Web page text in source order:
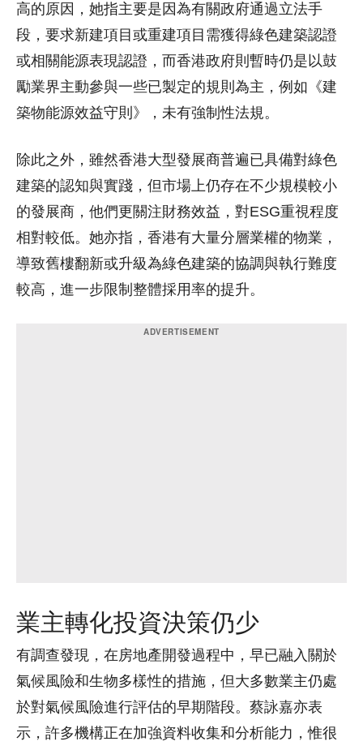
高的原因，她指主要是因為有關政府通過立法手
段，要求新建項目或重建項目需獲得綠色建築認證
或相關能源表現認證，而香港政府則暫時仍是以鼓
勵業界主動參與一些已製定的規則為主，例如《建
築物能源效益守則》，未有強制性法規。
除此之外，雖然香港大型發展商普遍已具備對綠色
建築的認知與實踐，但市場上仍存在不少規模較小
的發展商，他們更關注財務效益，對ESG重視程度
相對較低。她亦指，香港有大量分層業權的物業，
導致舊樓翻新或升級為綠色建築的協調與執行難度
較高，進一步限制整體採用率的提升。
業主轉化投資決策仍少
有調查發現，在房地產開發過程中，早已融入關於
氣候風險和生物多樣性的措施，但大多數業主仍處
於對氣候風險進行評估的早期階段。蔡詠嘉亦表
示，許多機構正在加強資料收集和分析能力，惟很